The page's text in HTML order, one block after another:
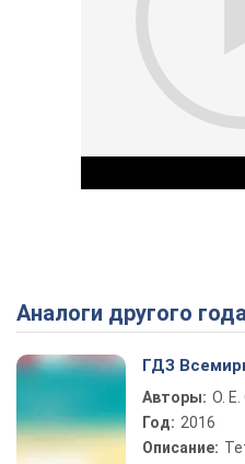
Аналоги другого
ГДЗ
Авторы: О.
Год: 2016
Описание: